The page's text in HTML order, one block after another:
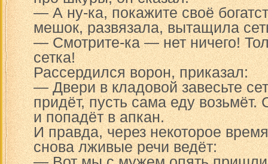
— А ну-ка, покажите своё
мешок, развязала, вытащила
— Смотрите-ка — нет ничего!
сетка!
Рассердился ворон, приказал:
— Двери в кладовой завесьте
придёт, пусть сама еду
и попадёт в апкан.
И правда, через некоторое
снова лживые речи ведёт: